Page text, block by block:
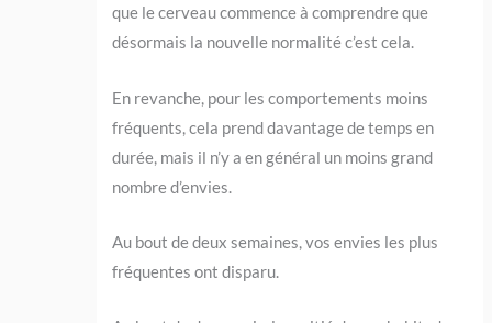
que le cerveau commence à comprendre que
désormais la nouvelle normalité c’est cela.
En revanche, pour les comportements moins
fréquents, cela prend davantage de temps en
durée, mais il n’y a en général un moins grand
nombre d’envies.
Au bout de deux semaines, vos envies les plus
fréquentes ont disparu.